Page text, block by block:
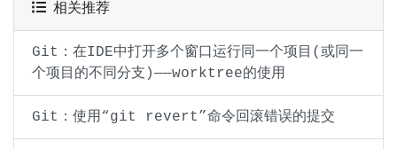
相关推荐
Git：在IDE中打开多个窗口运行同一个项目(或同一
个项目的不同分支)——worktree的使用
Git：使用“git revert”命令回滚错误的提交